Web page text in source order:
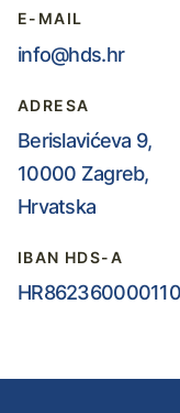
E-MAIL
info@hds.hr
ADRESA
Berislavićeva 9,
10000 Zagreb,
Hrvatska
IBAN HDS-A